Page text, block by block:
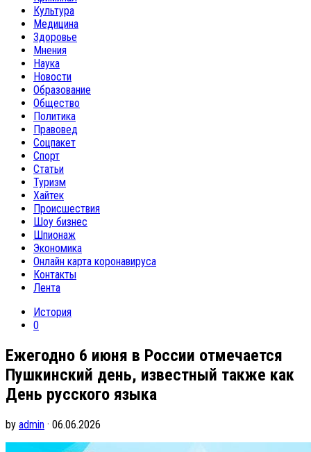
Культура
Медицина
Здоровье
Мнения
Наука
Новости
Образование
Общество
Политика
Правовед
Соцпакет
Спорт
Статьи
Туризм
Хайтек
Происшествия
Шоу бизнес
Шпионаж
Экономика
Онлайн карта коронавируса
Контакты
Лента
История
0
Ежегодно 6 июня в России отмечается
Пушкинский день, известный также как
День русского языка
by admin · 06.06.2026